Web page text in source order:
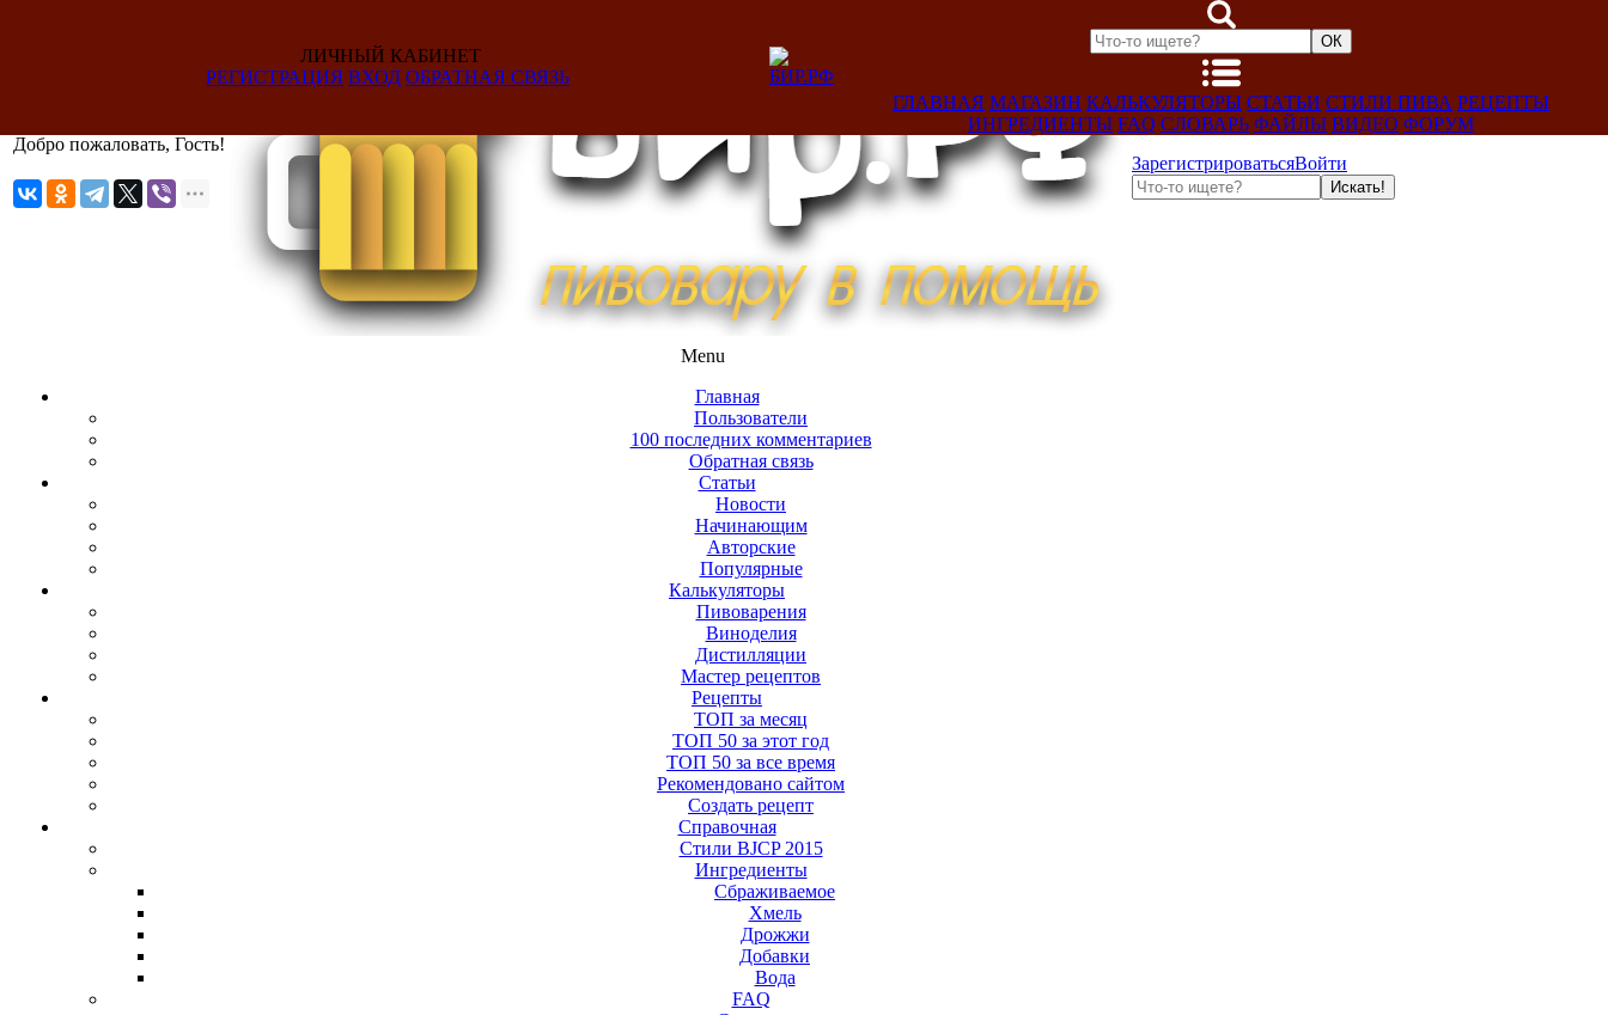
Добро пожаловать, Гость!
ЗарегистрироватьсяВойти
Menu
Главная
Пользователи
100 последних комментариев
Обратная связь
Статьи
Новости
Начинающим
Авторские
Популярные
Калькуляторы
Пивоварения
Виноделия
Дистилляции
Мастер рецептов
Рецепты
ТОП за месяц
ТОП 50 за этот год
ТОП 50 за все время
Рекомендовано сайтом
Создать рецепт
Справочная
Стили BJCP 2015
Ингредиенты
Сбраживаемое
Хмель
Дрожжи
Добавки
Вода
FAQ
ЛИЧНЫЙ КАБИНЕТ
РЕГИСТРАЦИЯ ВХОД ОБРАТНАЯ СВЯЗЬ
ГЛАВНАЯ МАГАЗИН КАЛЬКУЛЯТОРЫ СТАТЬИ СТИЛИ ПИВА РЕЦЕПТЫ
ИНГРЕДИЕНТЫ FAQ СЛОВАРЬ ФАЙЛЫ ВИДЕО ФОРУМ